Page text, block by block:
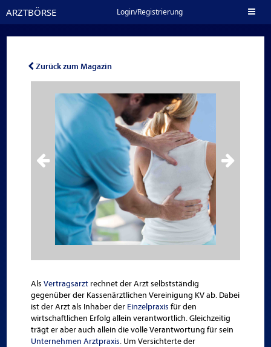
ARZTBÖRSE Login/Registrierung
Zurück zum Magazin
AlsVertragsarzt rechnet der Arzt selbstständig
gegenüber der Kassenärztlichen Vereinigung KV ab. Dabei
ist der Arzt als Inhaber der Einzelpraxis für den
wirtschaftlichen Erfolg allein verantwortlich. Gleichzeitig
trägt er aber auch allein die volle Verantwortung für sein
Unternehmen Arztpraxis. Um Versichterte der